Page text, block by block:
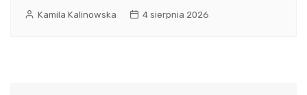
Kamila Kalinowska 4 sierpnia 2026